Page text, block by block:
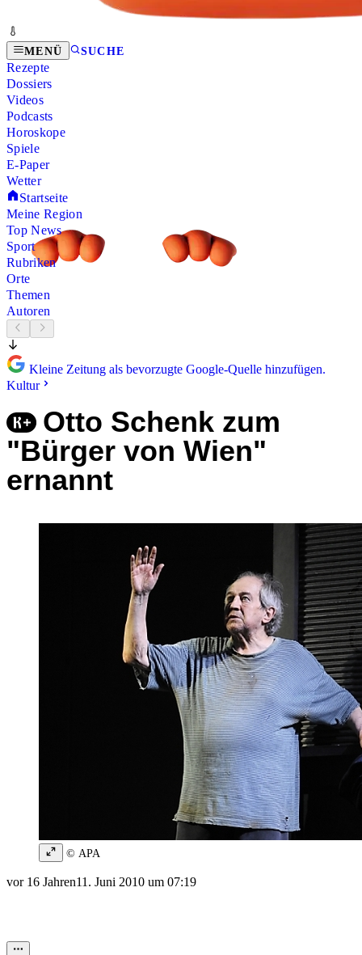
MENÜ SUCHE
Rezepte
Dossiers
Videos
Podcasts
Horoskope
Spiele
E-Paper
Wetter
Startseite
Meine Region
Top News
Sport
Rubriken
Orte
Themen
Autoren
Kleine Zeitung als bevorzugte Google-Quelle hinzufügen.
Kultur
Otto Schenk zum
"Bürger von Wien"
ernannt
© APA
vor 16 Jahren11. Juni 2010 um 07:19